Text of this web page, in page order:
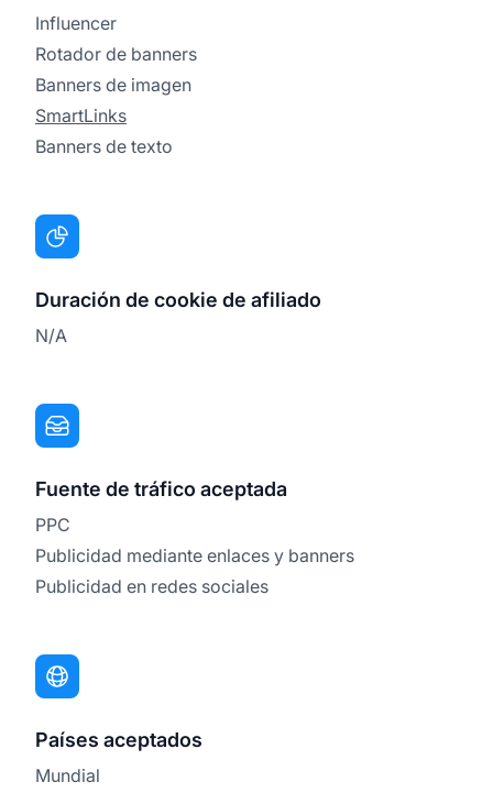
Influencer
Rotador de banners
Banners de imagen
SmartLinks
Banners de texto
Duración de cookie de afiliado
N/A
Fuente de tráfico aceptada
PPC
Publicidad mediante enlaces y banners
Publicidad en redes sociales
Países aceptados
Mundial